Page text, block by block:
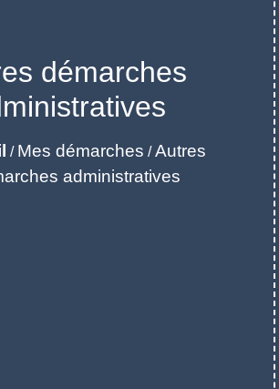
démarches
/ Mes démarches /Autres
administratives